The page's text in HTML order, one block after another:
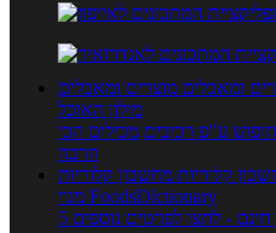
ומאכלים מוצרים ומאכלים
מילון האוכל
חיפוש ע"פ רכיבים מכילים הכי
הרבה
קלוריות מחשבון קלוריות
מנוי FoodsDictionary
חינם - לחצו לפרטים נוספים